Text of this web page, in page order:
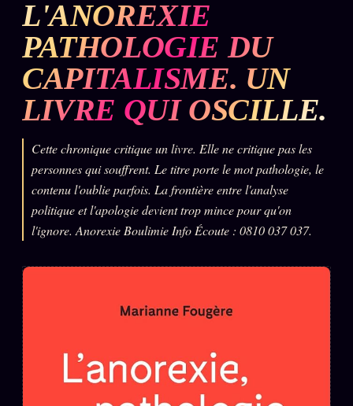
N L'ARCHIVE
✉ INSCRIPTION À LA NEWSLETTER
TOUTES LES RUBRIQUES →
DÉTONATIONS POLITIQUE
PRÉDICTIONS INFOFICTION
L'ANOREXIE
PATHOLOGIE DU
CAPITALISME. UN
LIVRE QUI OSCILLE.
Cette chronique critique un livre. Elle ne critique pas les
personnes qui souffrent. Le titre porte le mot pathologie, le
contenu l'oublie parfois. La frontière entre l'analyse
politique et l'apologie devient trop mince pour qu'on
l'ignore. Anorexie Boulimie Info Écoute : 0810 037 037.